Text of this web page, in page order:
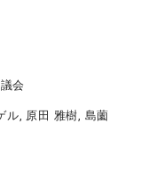
会
ル, 原田 雅樹, 島薗